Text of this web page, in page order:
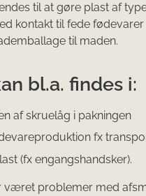
til at gøre plast af
kontakt til fede
til maden.
bl.a. findes i:
af skruelåg i pakningen
fx
(fx engangshandsker).
været problemer med